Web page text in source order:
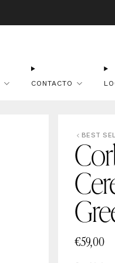
CONTACTO
BEST
€59,00